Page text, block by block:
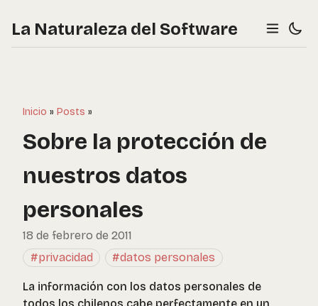
La Naturaleza del Software
Inicio » Posts »
Sobre la protección de
nuestros datos
personales
18 de febrero de 2011
#privacidad
#datos personales
La información con los datos personales de